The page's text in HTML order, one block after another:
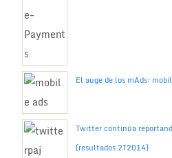
El auge de los mAds:
Twitter continúa
(resultados 2T2014)